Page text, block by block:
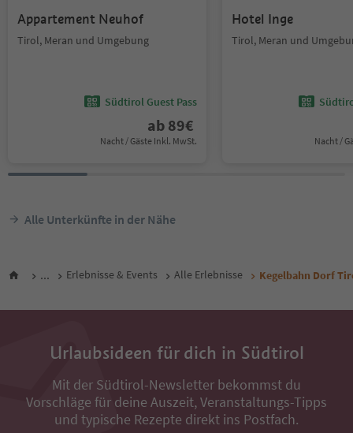
Appartement Neuhof
Tirol, Meran und Umgebung
Südtirol Guest Pass
ab 89€
Nacht / Gäste Inkl. MwSt.
Hotel Inge
Tirol, Meran und
Nacht /
Alle Unterkünfte in der Nähe
... Erlebnisse & Events Alle Erlebnisse Kegelbahn Dorf
Urlaubsideen für dich in Südtirol
Mit der Südtirol-Newsletter bekommst du
Vorschläge für deine Auszeit, Veranstaltungs-Tipps
und typische Rezepte direkt ins Postfach.